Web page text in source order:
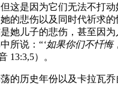
这是因为它们无法不打
的悲伤以及同时代祈求
她儿子的悲伤，甚至因
所说：“‘如果你们不忏悔
13:3,5）。
的历史年份以及卡拉瓦